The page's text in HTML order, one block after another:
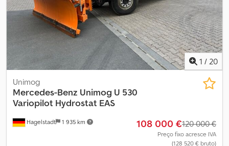
1 / 20
Hagelstadt 1 935 km
Unimog
Mercedes-Benz Unimog U 530
Variopilot Hydrostat EAS
108 000 €120 000 €
Preço fixo acresce IVA
(128 520 € bruto)